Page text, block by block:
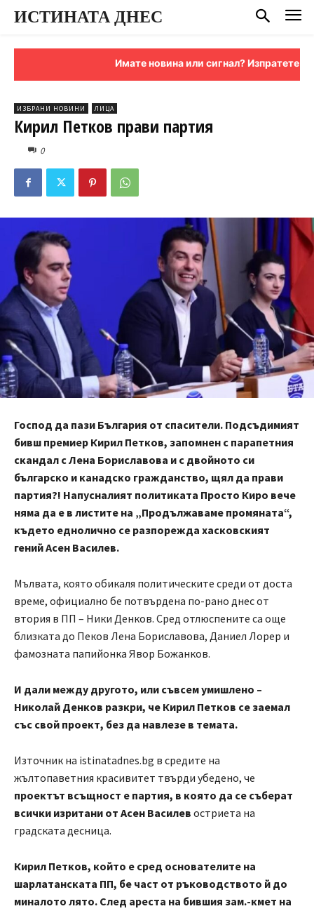
ИСТИНАТА ДНЕС
Имате новина или сигнал? Изпратете ни я
ИЗБРАНИ НОВИНИ ЛИЦА
Кирил Петков прави партия
0
Господ да пази България от спасители. Подсъдимият
бивш премиер Кирил Петков, запомнен с парапетния
скандал с Лена Бориславова и с двойното си
българско и канадско гражданство, щял да прави
партия?! Напусналият политиката Просто Киро вече
няма да е в листите на „Продължаваме промяната“,
където еднолично се разпорежда хасковският
гений Асен Василев.
Мълвата, която обикаля политическите среди от доста
време, официално бе потвърдена по-рано днес от
втория в ПП – Ники Денков. Сред отлюспените са още
близката до Пеков Лена Бориславова, Даниел Лорер и
фамозната папийонка Явор Божанков.
И дали между другото, или съвсем умишлено –
Николай Денков разкри, че Кирил Петков се заемал
със свой проект, без да навлезе в темата.
Източник на istinatadnes.bg в средите на
жълтопаветния красивитет твърди убедено, че
проектът всъщност е партия, в която да се съберат
всички изритани от Асен Василев остриета на
градската десница.
Кирил Петков, който е сред основателите на
шарлатанската ПП, бе част от ръководството й до
миналото лято. След ареста на бившия зам.-кмет на